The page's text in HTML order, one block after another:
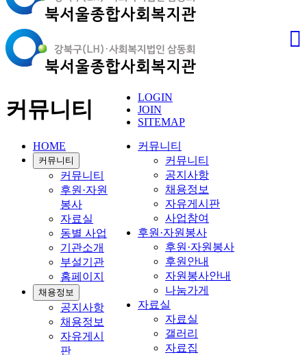
LOGIN
JOIN
SITEMAP
커뮤니티
커뮤니티
공지사항
채용정보
자유게시판
사업참여
후원·자원봉사
후원·자원봉사
후원안내
자원봉사안내
나눔가게
자료실
자료실
갤러리
자료집
커뮤니티
HOME
커뮤니티
커뮤니티
후원·자원
봉사
자료실
동별 사업
기관소개
부설기관
홈페이지
채용정보
공지사항
채용정보
자유게시
판